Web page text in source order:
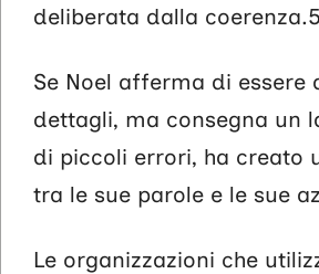
deliberata dalla coerenza.5
Se Noel afferma di essere
dettagli, ma consegna un
di piccoli errori, ha creato
tra le sue parole e le sue
Le organizzazioni che